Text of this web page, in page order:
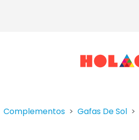
Complementos Gafas De Sol